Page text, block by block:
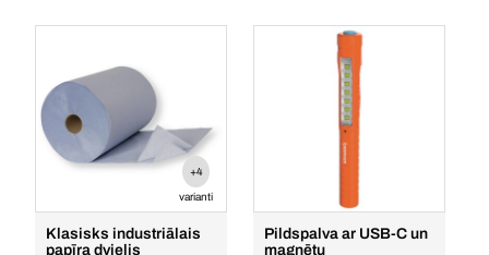
+4
varianti
Klasisks industriālais
papīra dvielis
Pildspalva ar USB-C un
magnētu